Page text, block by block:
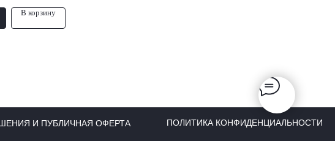
В корзину
ПОЛИТИКА КОНФИДЕНЦИАЛЬНОСТИ
И ПУБЛИЧНАЯ ОФЕРТА